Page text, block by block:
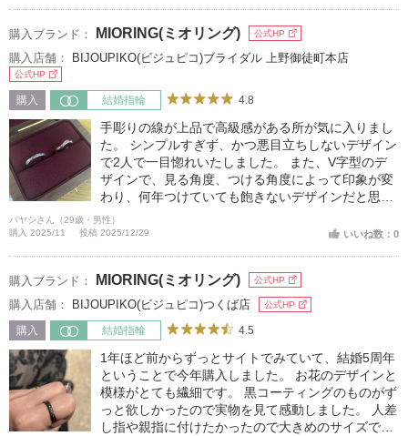
購入ブランド： MIORING(ミオリング) 公式HP
購入店舗： BIJOUPIKO(ビジュピコ)ブライダル 上野御徒町本店
公式HP
購入 結婚指輪 4.8
手彫りの線が上品で高級感がある所が気に入りまし
た。 シンプルすぎず、かつ悪目立ちしないデザイン
で2人で一目惚れいたしました。 また、V字型のデ
ザインで、見る角度、つける角度によって印象が変
わり、何年つけていても飽きないデザインだと思い
ます。
バヤシさん（29歳・男性）
購入 2025/11
投稿 2025/12/29 いいね数：0
購入ブランド： MIORING(ミオリング) 公式HP
購入店舗： BIJOUPIKO(ビジュピコ)つくば店 公式HP
購入 結婚指輪 4.5
1年ほど前からずっとサイトでみていて、結婚5周年
ということで今年購入しました。 お花のデザインと
模様がとても繊細です。 黒コーティングのものがず
っと欲しかったので実物を見て感動しました。 人差
し指や親指に付けたかったので大きめのサイズで購